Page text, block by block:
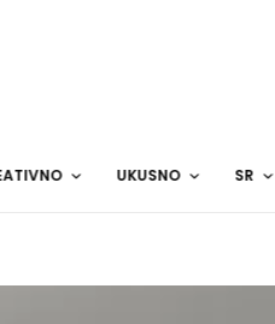
UKUSNO SR